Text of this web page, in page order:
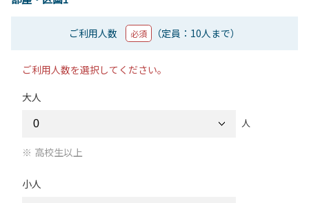
ご利用人数 必須 （定員：10人まで）
ご利用人数を選択してください。
大人
人
高校生以上
小人